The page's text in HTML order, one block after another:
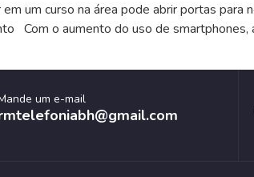
um curso na área pode abrir portas para
Com o aumento do uso de
um e-mail